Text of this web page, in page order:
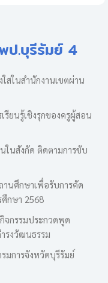
ป.บุรีรัมย์ 4
สในสำนักงานเขตผ่าน
รียนรู้เชิงรุกของครูผู้สอน
ในสังกัด ติดตามการขับ
นศึกษาเพื่อรับการคัด
ศึกษา 2568
จกรรมประกวดพูด
รงวัฒนธรรม
มการจังหวัดบุรีรัมย์